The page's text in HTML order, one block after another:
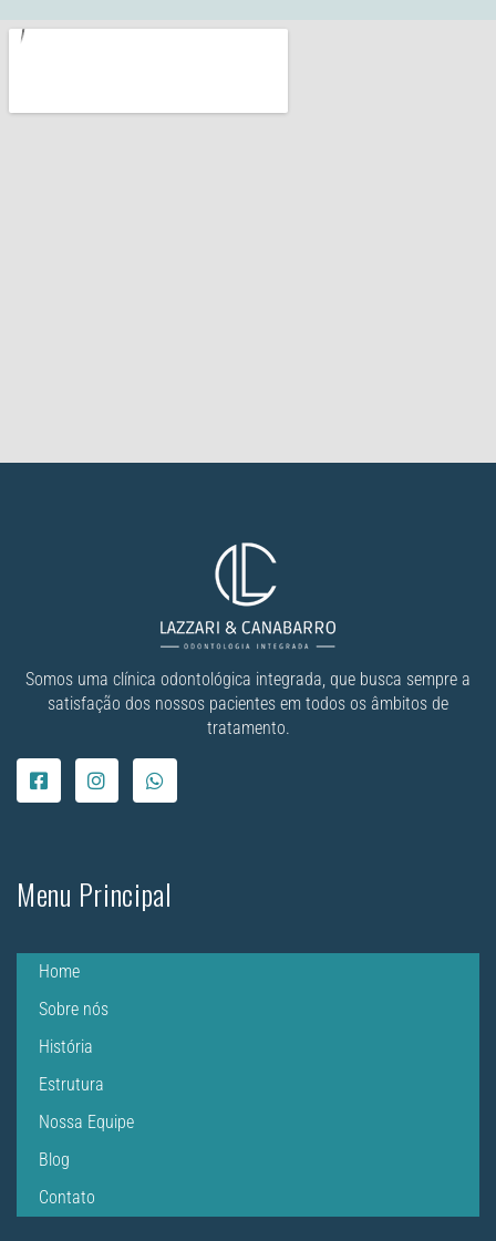
Somos uma clínica odontológica integrada, que busca sempre a
satisfação dos nossos pacientes em todos os âmbitos de
tratamento.
Menu Principal
Home
Sobre nós
História
Estrutura
Nossa Equipe
Blog
Contato